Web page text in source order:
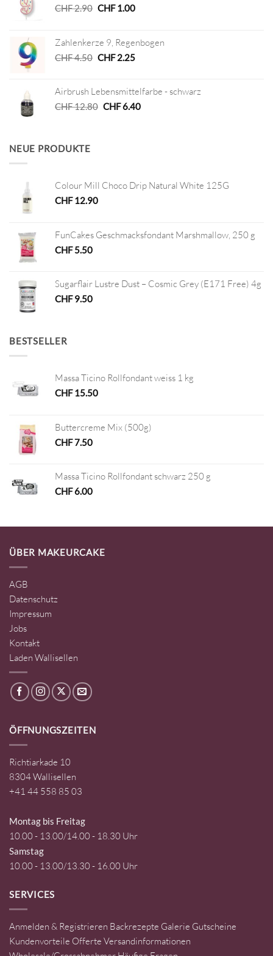
CHF2.90 Ursprünglicher
CHF 2.90
CHF1.00Aktueller
CHF 1.00.
Zahlenkerze 9, Regenbogen
CHF4.50 Ursprünglicher
CHF 4.50
CHF2.25Aktueller
CHF 2.25.
Airbrush Lebensmittelfarbe - schwarz
CHF12.80 Ursprünglicher
CHF6.40Aktueller
NEUE PRODUKTE
Colour Mill Choco Drip Natural White 125G
CHF12.90
FunCakes Geschmacksfondant Marshmallow, 250 g
CHF5.50
Sugarflair Lustre Dust – Cosmic Grey (E171 Free) 4g
CHF9.50
BESTSELLER
Massa Ticino Rollfondant weiss 1 kg
CHF15.50
Buttercreme Mix (500g)
CHF7.50
Massa Ticino Rollfondant schwarz 250 g
CHF6.00
ÜBER MAKEURCAKE
AGB
Datenschutz
Impressum
Jobs
Kontakt
Laden Wallisellen
ÖFFNUNGSZEITEN
Richtiarkade 10
8304 Wallisellen
+41 44 558 85 03
Montag bis Freitag
10.00 - 13.00/14.00 - 18.30 Uhr
Samstag
10.00 - 13.00/13.30 - 16.00 Uhr
SERVICES
Anmelden & Registrieren Backrezepte Galerie Gutscheine
Kundenvorteile Offerte Versandinformationen